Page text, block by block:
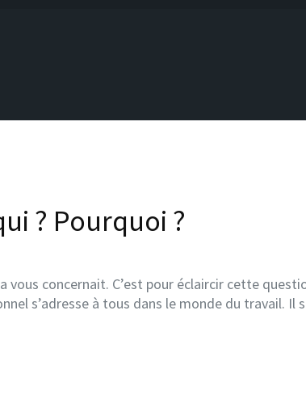
? Pourquoi ?
concernait. C’est pour éclaircir cette
s’adresse à tous dans le monde du travail. Il